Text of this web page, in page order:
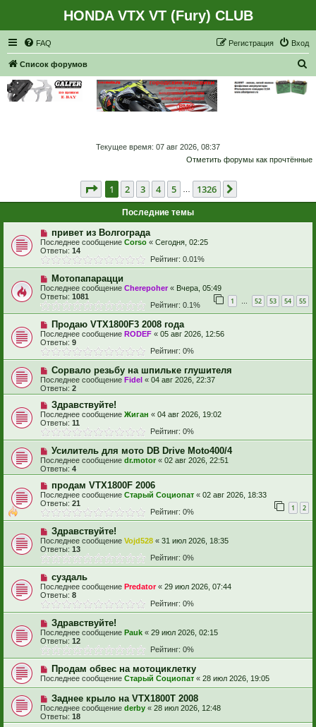
HONDA VTX VT (Fury) CLUB
FAQ Вход
Регистрация
Список форумов
Текущее время: 07 авг 2026, 08:37
Отметить форумы как прочтённые
Страница из 1326
1 2 3 4 5 1326
Последние темы
привет из Волгограда
Последнее сообщение Corso « Сегодня, 02:25
Ответы: 14
Рейтинг: 0.01%
Мотопапарацци
Последнее сообщение Cherepoher« Вчера, 05:49
Ответы: 1081 1 … 52 53 54 55
Рейтинг: 0.1%
Продаю VTX1800F3 2008 года
Последнее сообщение RODEF « 05 авг 2026, 12:56
Ответы: 9
Рейтинг: 0%
Сорвало резьбу на шпильке глушителя
Последнее сообщение Fidel « 04 авг 2026, 22:37
Ответы: 2
Здравствуйте!
Последнее сообщение Жиган « 04 авг 2026, 19:02
Ответы: 11
Рейтинг: 0%
Усилитель для мото DB Drive Moto400/4
Последнее сообщение dr.motor « 02 авг 2026, 22:51
Ответы: 4
продам VTX1800F 2006
Последнее сообщение Старый Социопат « 02 авг 2026, 18:33
Ответы: 21 1 2
Рейтинг: 0%
Здравствуйте!
Последнее сообщение Vojd528 « 31 июл 2026, 18:35
Ответы: 13
Рейтинг: 0%
суздаль
Последнее сообщение Predator« 29 июл 2026, 07:44
Ответы: 8
Рейтинг: 0%
Здравствуйте!
Последнее сообщение Pauk « 29 июл 2026, 02:15
Ответы: 12
Рейтинг: 0%
Продам обвес на мотоциклетку
Последнее сообщение Старый Социопат « 28 июл 2026, 19:05
Заднее крыло на VTX1800T 2008
Последнее сообщение derby « 28 июл 2026, 12:48
Ответы: 18